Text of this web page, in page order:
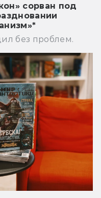
сорван под
без проблем.